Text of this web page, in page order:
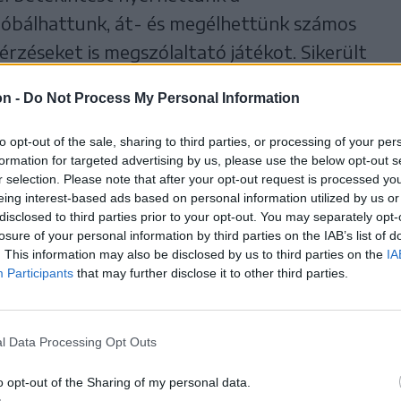
- Do Not Process My Personal Information
opt-out of the sale, sharing to third parties, or processing of your
for targeted advertising by us, please use the below opt-out
selection. Please note that after your opt-out request is processed
interest-based ads based on personal information utilized by us
to third parties prior to your opt-out. You may separately
of your personal information by third parties on the IAB’s list of
This information may also be disclosed by us to third parties on the
Participants that may further disclose it to other third parties.
Data Processing Opt Outs
opt-out of the Sharing of my personal data.
át- és megélhettünk számos
is megszólaltató játékot. Sikerült
amelyek nagymértékben segítik a
a közösségbe való beépülést. A jókedv,
jellemezte mindenik találkozót,
feltöltődve, közösségi élményekkel
való részvétel pozitív hatással lesz az
az oktató nevelő munka minőségére is.
kohézió, összetartozás érzése, javulni fog
kezelésének, megoldásának
játékok az óvodáskorú gyermekek
hatékonyan beépíthetőek a